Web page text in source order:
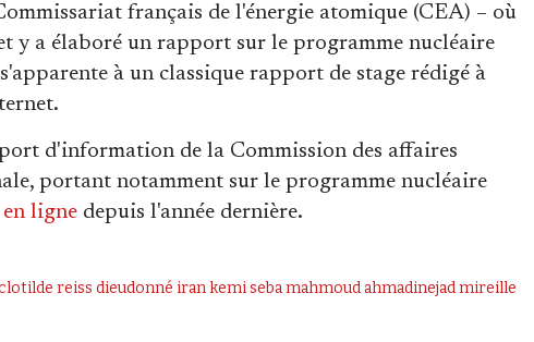
français de l'énergie atomique (CEA) – où
y a élaboré un rapport sur le programme nucléaire
à un classique rapport de stage rédigé à
d'information de la Commission des affaires
portant notamment sur le programme nucléaire
ligne depuis l'année dernière.
reiss dieudonné irankemi sebamahmoud ahmadinejadmireille